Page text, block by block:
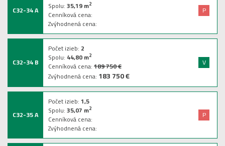
C32-34 A Spolu:35,19m2
Cenníková cena:
Zvýhodnená cena:
P
C32-34 B
Počet izieb: 2
Spolu: 44,80m2
Cenníková cena:189 750 €
Zvýhodnená cena: 183 750 €
V
C32-35 A
Počet izieb:1,5
Spolu:35,07 m2
Cenníková cena:
Zvýhodnená cena:
P